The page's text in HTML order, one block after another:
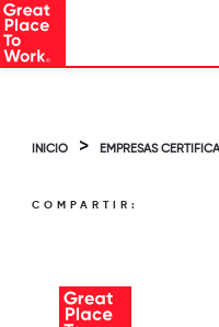
Conocé a Los
INICIO > EMPRESAS
COMPARTIR: